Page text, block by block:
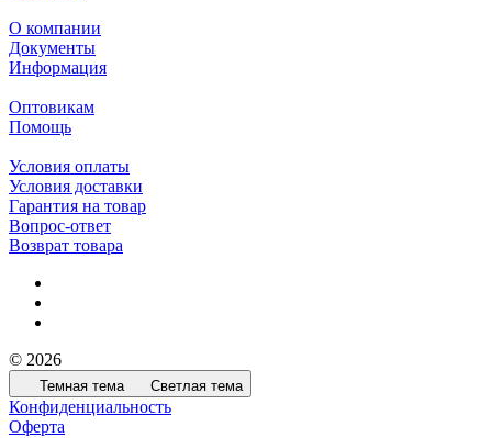
О компании
Документы
Информация
Оптовикам
Помощь
Условия оплаты
Условия доставки
Гарантия на товар
Вопрос-ответ
Возврат товара
© 2026
Темная тема Светлая тема
Конфиденциальность
Оферта